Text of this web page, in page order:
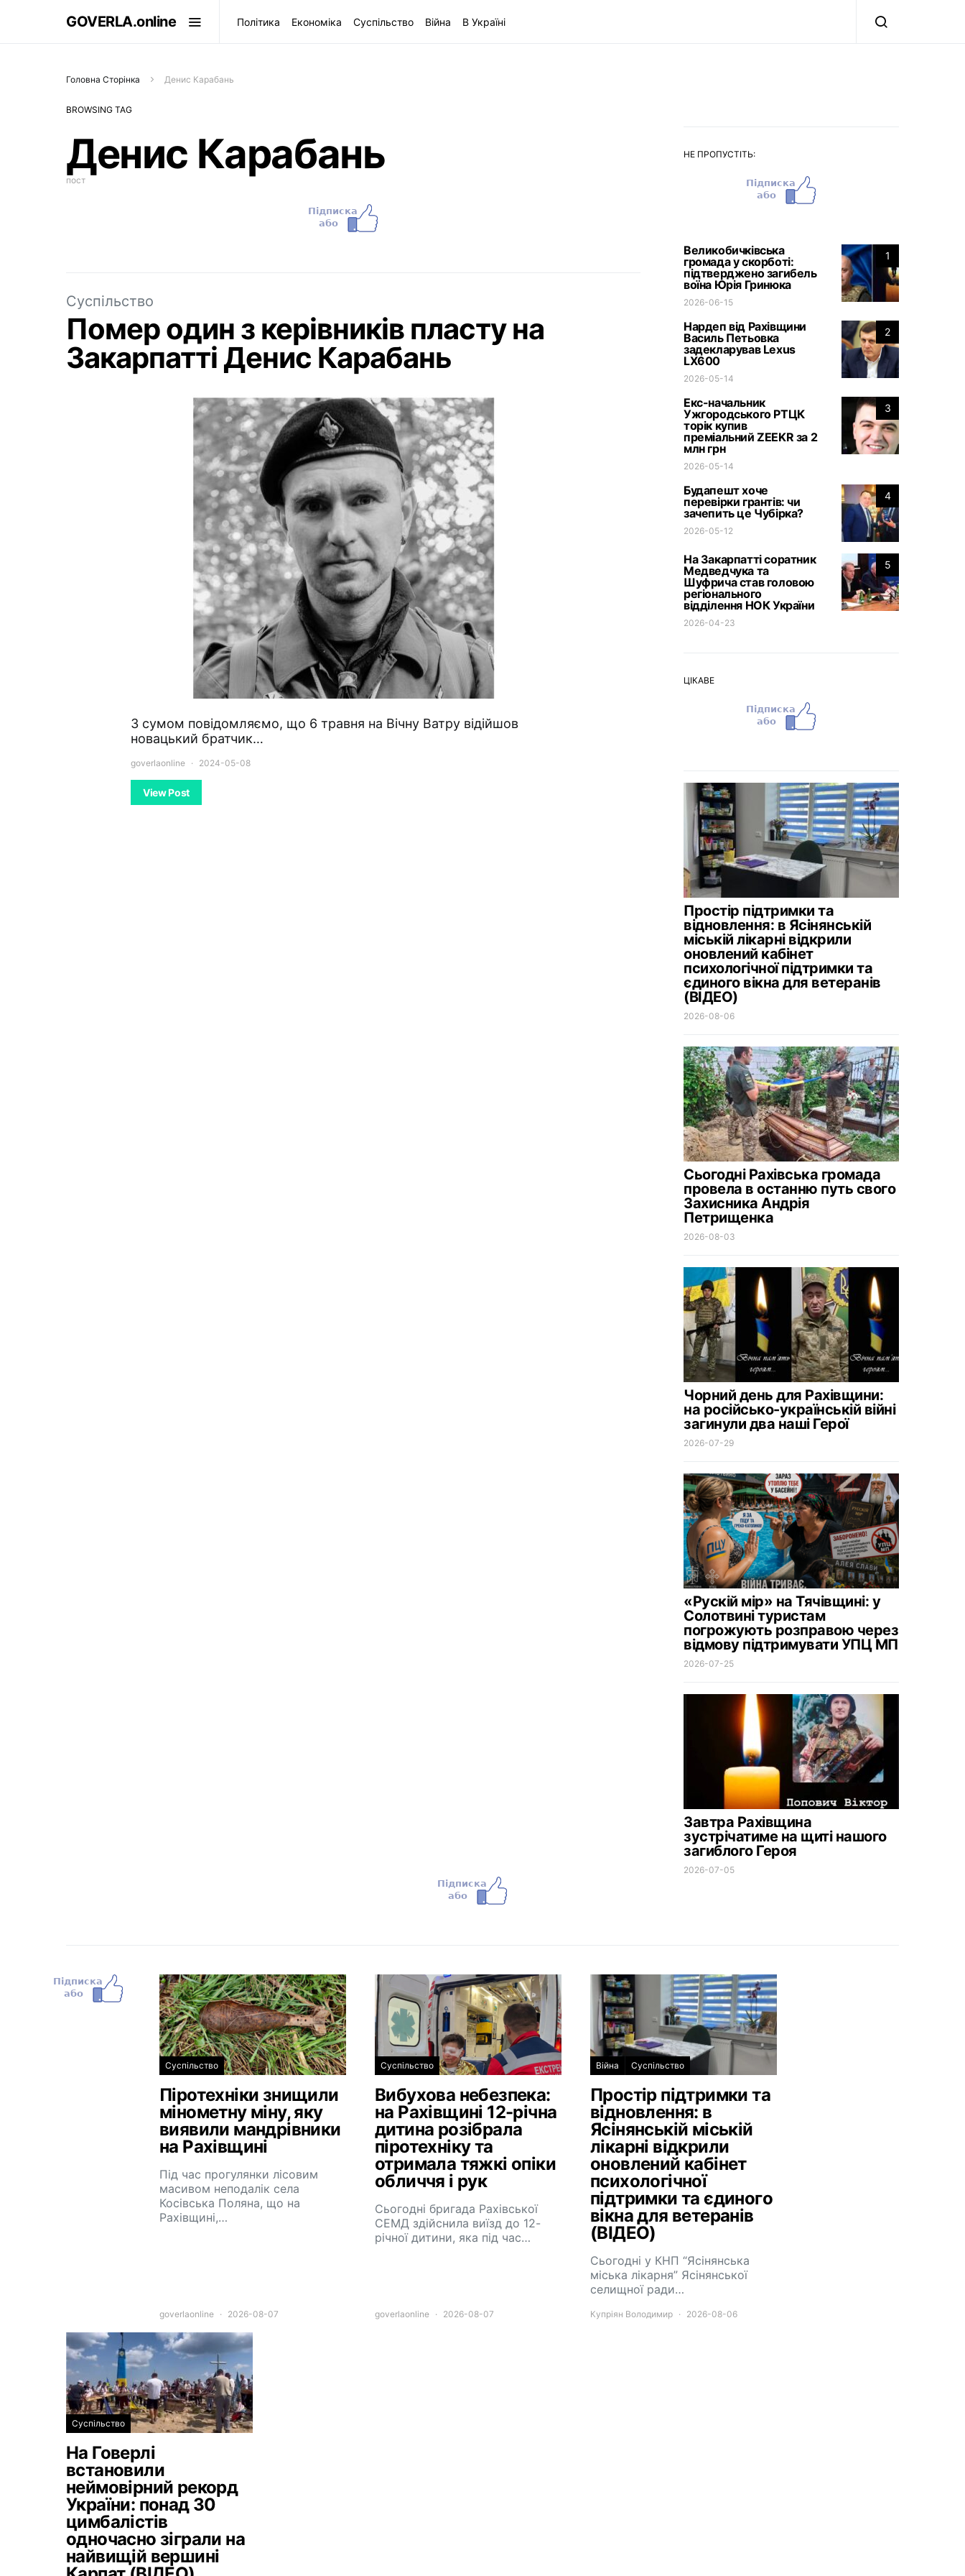
GOVERLA.online Політика Економіка Суспільство Війна В Україні
Головна Сторінка Денис Карабань
BROWSING TAG
Денис Карабань
пост
Суспільство
Помер один з керівників пласту на
Закарпатті Денис Карабань
З сумом повідомляємо, що 6 травня на Вічну Ватру відійшов
новацький братчик…
goverlaonline 2024-05-08
View Post
НЕ ПРОПУСТІТЬ:
1
Великобичківська
громада у скорботі:
підтверджено загибель
воїна Юрія Гринюка
2026-06-15
2
Нардеп від Рахівщини
Василь Петьовка
задекларував Lexus
LX600
2026-05-14
3
Екс-начальник
Ужгородського РТЦК
торік купив
преміальний ZEEKR за 2
млн грн
2026-05-14
4
Будапешт хоче
перевірки грантів: чи
зачепить це Чубірка?
2026-05-12
5
На Закарпатті соратник
Медведчука та
Шуфрича став головою
регіонального
відділення НОК України
2026-04-23
ЦІКАВЕ
Простір підтримки та
відновлення: в Ясінянській
міській лікарні відкрили
оновлений кабінет
психологічної підтримки та
єдиного вікна для ветеранів
(ВІДЕО)
2026-08-06
Сьогодні Рахівська громада
провела в останню путь свого
Захисника Андрія
Петрищенка
2026-08-03
Чорний день для Рахівщини:
на російсько-українській війні
загинули два наші Герої
2026-07-29
«Рускій мір» на Тячівщині: у
Солотвині туристам
погрожують розправою через
відмову підтримувати УПЦ МП
2026-07-25
Завтра Рахівщина
зустрічатиме на щиті нашого
загиблого Героя
2026-07-05
Суспільство
Піротехніки знищили
мінометну міну, яку
виявили мандрівники
на Рахівщині
Під час прогулянки лісовим
масивом неподалік села
Косівська Поляна, що на
Рахівщині,…
goverlaonline 2026-08-07
Суспільство
Вибухова небезпека:
на Рахівщині 12-річна
дитина розібрала
піротехніку та
отримала тяжкі опіки
обличчя і рук
Сьогодні бригада Рахівської
СЕМД здійснила виїзд до 12-
річної дитини, яка під час…
goverlaonline 2026-08-07
Війна Суспільство
Простір підтримки та
відновлення: в
Ясінянській міській
лікарні відкрили
оновлений кабінет
психологічної
підтримки та єдиного
вікна для ветеранів
(ВІДЕО)
Сьогодні у КНП “Ясінянська
міська лікарня” Ясінянської
селищної ради…
Купріян Володимир 2026-08-06
Суспільство
На Говерлі
встановили
неймовірний рекорд
України: понад 30
цимбалістів
одночасно зіграли на
найвищій вершині